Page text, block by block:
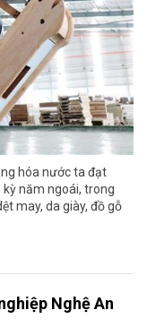
hóa nước ta đạt
kỳ năm ngoái, trong
may, da giày, đồ gỗ
Nghệ An